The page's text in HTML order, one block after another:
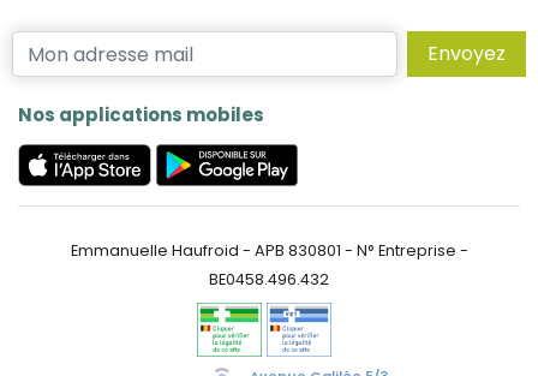
Envoyez
Nos applications mobiles
Emmanuelle Haufroid - APB 830801 - N° Entreprise -
BE0458.496.432